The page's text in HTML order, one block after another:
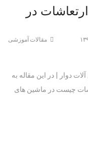
در
مقالات آموزشی
دوار | در این مقاله به
چیست در ماشین های